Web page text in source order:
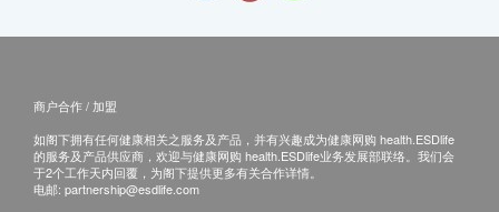
商户合作 / 加盟
如阁下拥有任何健康相关之服务及产品，并有兴趣成为健康网购 health.ESDlife
的服务及产品供应商，欢迎与健康网购 health.ESDlife业务发展部联络。我们会
于2个工作天内回覆，为阁下提供更多有关合作详情。
电邮: partnership@esdlife.com